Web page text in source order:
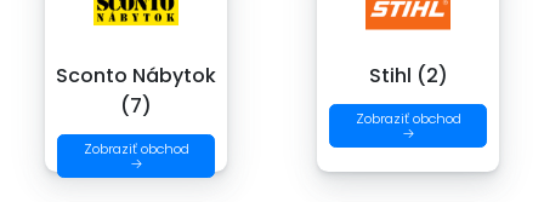
Sconto Nábytok
(7)
Zobraziť obchod
→
Stihl (2)
Zobraziť obchod
→